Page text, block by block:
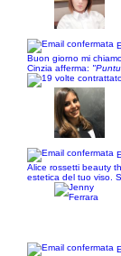
Buon giorno mi
Cinzia afferma:
Alice rossetti beauty
estetica del tuo viso.